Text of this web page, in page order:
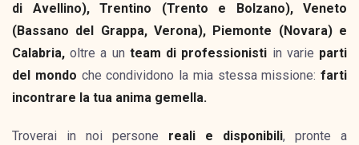
di Avellino), Trentino (Trento e Bolzano), Veneto
(Bassano del Grappa, Verona), Piemonte (Novara) e
Calabria, oltre a un team di professionisti in varie parti
del mondo che condividono la mia stessa missione: farti
incontrare la tua anima gemella.
Troverai in noi persone reali e disponibili, pronte a